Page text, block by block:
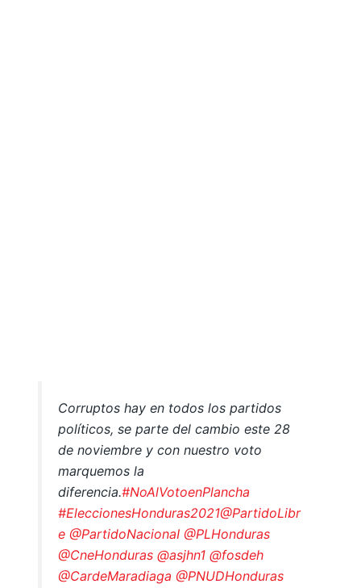
Corruptos hay en todos los partidos
políticos, se parte del cambio este 28
de noviembre y con nuestro voto
marquemos la
diferencia.#NoAlVotoenPlancha
#EleccionesHonduras2021@PartidoLibr
e @PartidoNacionaI @PLHonduras
@CneHonduras @asjhn1 @fosdeh
@CardeMaradiaga @PNUDHonduras